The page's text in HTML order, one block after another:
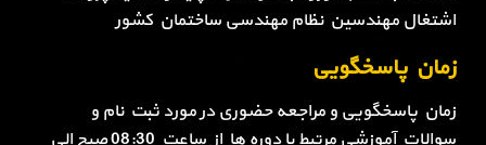
اشتغال مهندسین نظام مهندسی ساختمان کشور
زمان پاسخگویی
زمان پاسخگویی و مراجعه حضوری در مورد ثبت نام و
سوالات آموزشی مرتبط با دوره ها از ساعت 08:30 صبح الی